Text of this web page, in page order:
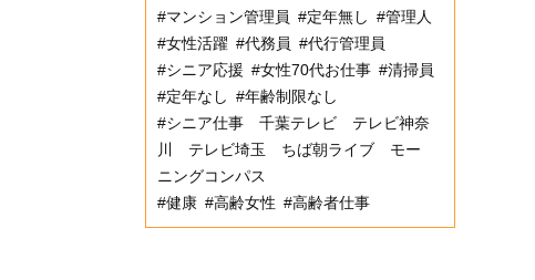
#マンション管理員 #定年無し #管理人
#女性活躍 #代務員 #代行管理員
#シニア応援 #女性70代お仕事 #清掃員
#定年なし #年齢制限なし
#シニア仕事 千葉テレビ テレビ神奈
川 テレビ埼玉 ちば朝ライブ モー
ニングコンパス
#健康 #高齢女性 #高齢者仕事